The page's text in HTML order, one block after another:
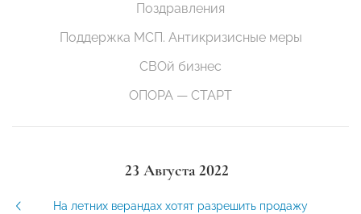
Поздравления
Поддержка МСП. Антикризисные меры
СВОй бизнес
ОПОРА — СТАРТ
23 Августа 2022
На летних верандах хотят разрешить продажу